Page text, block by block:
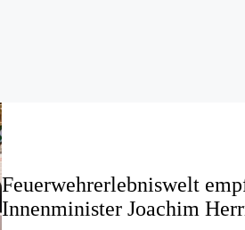
Feuerwehrerlebniswelt
Innenminister Joachim